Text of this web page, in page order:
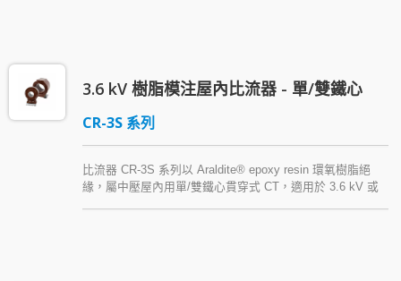
3.6 kV 樹脂模注屋內比流器 - 單/雙鐵心
CR-3S 系列
比流器 CR-3S 系列以 Araldite® epoxy resin 環氧樹脂絕
緣，屬中壓屋內用單/雙鐵心貫穿式 CT，適用於 3.6 kV 或